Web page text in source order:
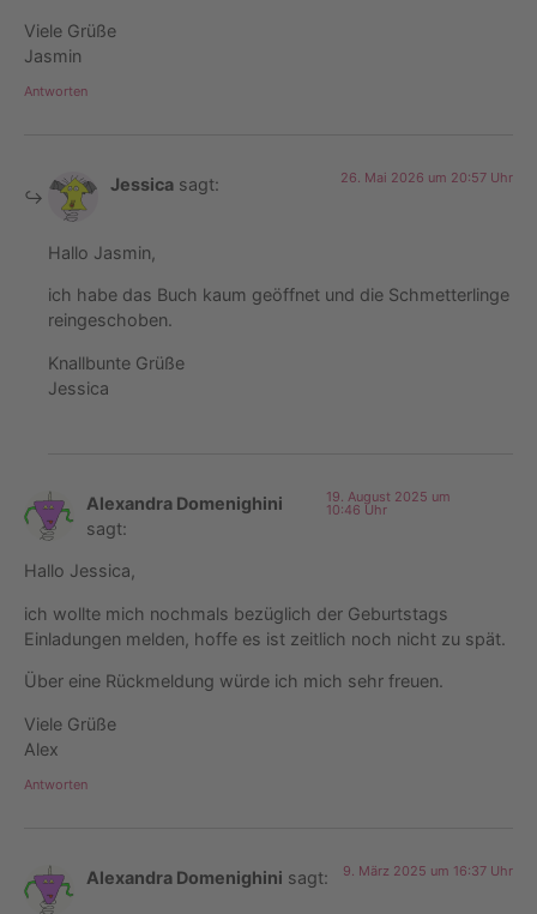
Viele Grüße
Jasmin
Antworten
Jessica sagt: 26. Mai 2026 um 20:57 Uhr
Hallo Jasmin,
ich habe das Buch kaum geöffnet und die Schmetterlinge
reingeschoben.
Knallbunte Grüße
Jessica
Alexandra Domenighini
sagt:
19. August 2025 um
10:46 Uhr
Hallo Jessica,
ich wollte mich nochmals bezüglich der Geburtstags
Einladungen melden, hoffe es ist zeitlich noch nicht zu spät.
Über eine Rückmeldung würde ich mich sehr freuen.
Viele Grüße
Alex
Antworten
Alexandra Domenighini sagt: 9. März 2025 um 16:37 Uhr